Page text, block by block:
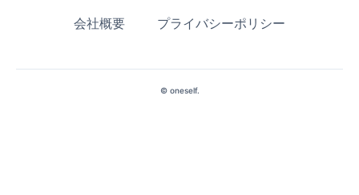
会社概要 プライバシーポリシー
© oneself.